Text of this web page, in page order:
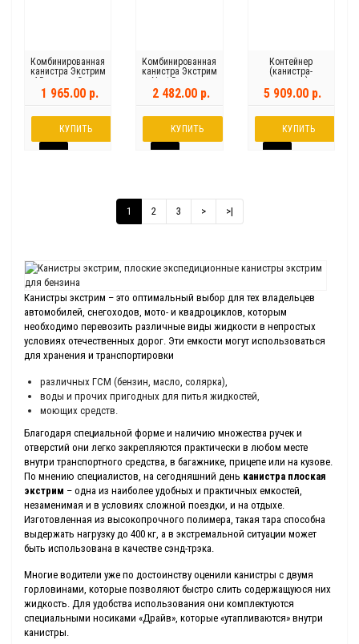
Комбинированная
канистра Экстрим
4,5 литра «Опора
для домкрата»
1 965.00 р.
КУПИТЬ
Комбинированная
канистра Экстрим
Next 5 литров
опора для
домкрата
2 482.00 р.
КУПИТЬ
Контейнер
(канистра-
умывальник) для
воды 19 л
5 909.00 р.
КУПИТЬ
1 2 3 > >|
Канистры экстрим – это оптимальный выбор для тех владельцев
автомобилей, снегоходов, мото- и квадроциклов, которым
необходимо перевозить различные виды жидкости в непростых
условиях отечественных дорог. Эти емкости могут использоваться
для хранения и транспортировки
различных ГСМ (бензин, масло, солярка),
воды и прочих пригодных для питья жидкостей,
моющих средств.
Благодаря специальной форме и наличию множества ручек и
отверстий они легко закрепляются практически в любом месте
внутри транспортного средства, в багажнике, прицепе или на кузове.
По мнению специалистов, на сегодняшний день канистра плоская
экстрим – одна из наиболее удобных и практичных емкостей,
незаменимая и в условиях сложной поездки, и на отдыхе.
Изготовленная из высокопрочного полимера, такая тара способна
выдержать нагрузку до 400 кг, а в экстремальной ситуации может
быть использована в качестве сэнд-трэка.
Многие водители уже по достоинству оценили канистры с двумя
горловинами, которые позволяют быстро слить содержащуюся них
жидкость. Для удобства использования они комплектуются
специальными носиками «Драйв», которые «утапливаются» внутри
канистры.